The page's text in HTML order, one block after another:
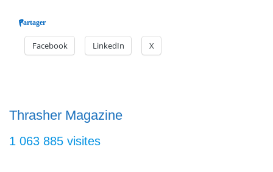
bitume. Il convient aux BMX, VTT,
Roller, Skate, SurfSkate,
proximité du skatepark de Montauban
offrant un peu plus
Partager
Facebook LinkedIn X
Thrasher Magazine
1 063 885 visites